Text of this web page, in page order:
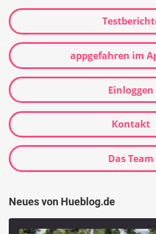
appgefahren im
Einloggen
Kontakt
Das Team
Neues von Hueblog.de